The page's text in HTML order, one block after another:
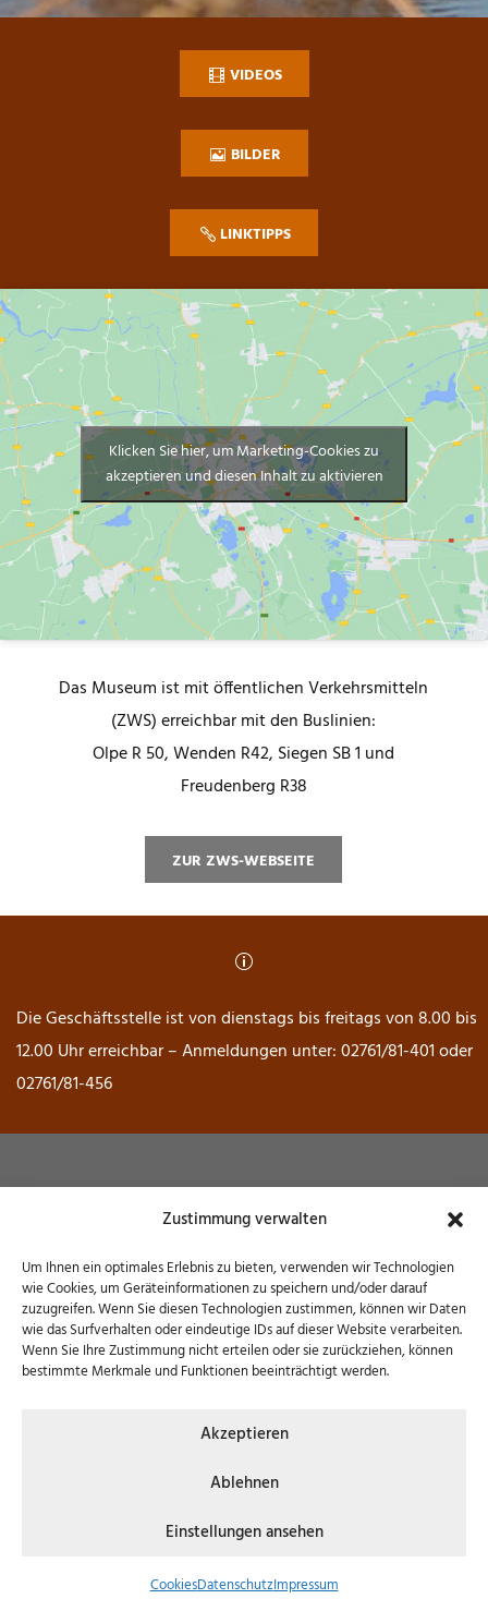
Zustimmung verwalten
Um Ihnen ein optimales Erlebnis zu bieten, verwenden wir Technologien
wie Cookies, um Geräteinformationen zu speichern und/oder darauf
zuzugreifen. Wenn Sie diesen Technologien zustimmen, können wir Daten
wie das Surfverhalten oder eindeutige IDs auf dieser Website verarbeiten.
Wenn Sie Ihre Zustimmung nicht erteilen oder sie zurückziehen, können
bestimmte Merkmale und Funktionen beeinträchtigt werden.
Akzeptieren
Ablehnen
Einstellungen ansehen
CookiesDatenschutzImpressum
VIDEOS
BILDER
LINKTIPPS
Klicken Sie hier, um Marketing-Cookies zu
akzeptieren und diesen Inhalt zu aktivieren
Das Museum ist mit öffentlichen Verkehrsmitteln
(ZWS) erreichbar mit den Buslinien:
Olpe R 50, Wenden R42, Siegen SB 1 und
Freudenberg R38
ZUR ZWS-WEBSEITE
p
Die Geschäftsstelle ist von dienstags bis freitags von 8.00 bis
12.00 Uhr erreichbar – Anmeldungen unter: 02761/81-401 oder
02761/81-456
Museum Wendener Hütte
© 2026 Museum Wendener Hütte | Konzept, Design